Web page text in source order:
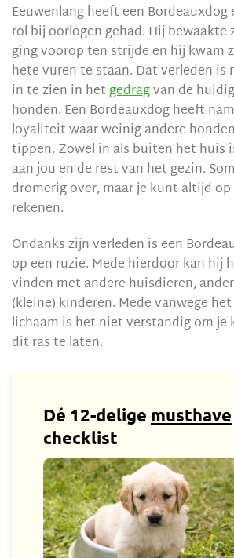
Eeuwenlang heeft een Bordeauxdog
rol bij oorlogen gehad. Hij bewaakte
ging voorop ten strijde en hij kwam
hete vuren te staan. Dat verleden is
in te zien in hetgedragvan de
honden. Een Bordeauxdog heeft
loyaliteit waar weinig andere
tippen. Zowel in als buiten het huis
aan jou en de rest van het gezin.
dromerig over, maar je kunt altijd
rekenen.
Ondanks zijn verleden is een
op een ruzie. Mede hierdoor kan hij
vinden met andere huisdieren,
(kleine) kinderen. Mede vanwege
lichaam is het niet verstandig om je
dit ras te laten.
Dé 12-delige musthave
checklist